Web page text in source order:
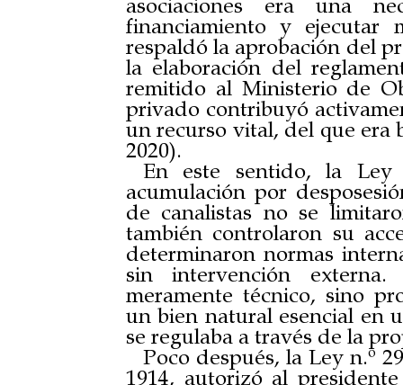
asociaciones era una
financiamiento y ejecutar
respaldó la aprobación del
la elaboración del
remitido al Ministerio de
privado contribuyó
un recurso vital, del que era
2020).
En este sentido, la Ley
acumulación por
de canalistas no se
también controlaron su
determinaron normas
sin intervención
meramente técnico, sino
un bien natural esencial en
se regulaba a través de la
Poco después, la Ley n.º
1914, autorizó al